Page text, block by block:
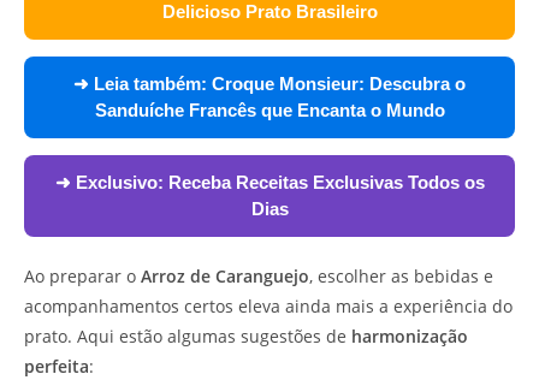
Delicioso Prato Brasileiro
➜ Leia também: Croque Monsieur: Descubra o
Sanduíche Francês que Encanta o Mundo
➜ Exclusivo: Receba Receitas Exclusivas Todos os
Dias
Ao preparar o Arroz de Caranguejo, escolher as bebidas e
acompanhamentos certos eleva ainda mais a experiência do
prato. Aqui estão algumas sugestões de harmonização
perfeita: